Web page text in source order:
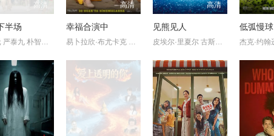
高清
半场
姜栋元 严泰九 朴智贤 吴正世
高清
幸福合演中
易卜拉欣·布尤卡克 伊尔卡·阿克苏穆 巴萨克·帕拉克 达姆拉·
高清
见熊见人
皮埃尔·里夏尔 古斯塔弗·科文
低弧慢球